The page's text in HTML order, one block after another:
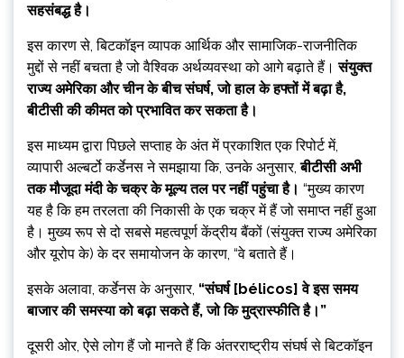
सहसंबद्ध है।
इस कारण से, बिटकॉइन व्यापक आर्थिक और सामाजिक-राजनीतिक
मुद्दों से नहीं बचता है जो वैश्विक अर्थव्यवस्था को आगे बढ़ाते हैं। संयुक्त
राज्य अमेरिका और चीन के बीच संघर्ष, जो हाल के हफ्तों में बढ़ा है,
बीटीसी की कीमत को प्रभावित कर सकता है।
इस माध्यम द्वारा पिछले सप्ताह के अंत में प्रकाशित एक रिपोर्ट में,
व्यापारी अल्बर्टो कर्डेनस ने समझाया कि, उनके अनुसार,बीटीसी अभी
तक मौजूदा मंदी के चक्र के मूल्य तल पर नहीं पहुंचा है। “मुख्य कारण
यह है कि हम तरलता की निकासी के एक चक्र में हैं जो समाप्त नहीं हुआ
है। मुख्य रूप से दो सबसे महत्वपूर्ण केंद्रीय बैंकों (संयुक्त राज्य अमेरिका
और यूरोप के) के दर समायोजन के कारण, “वे बताते हैं।
इसके अलावा, कर्डेनस के अनुसार, “संघर्ष [bélicos] वे इस समय
बाजार की समस्या को बढ़ा सकते हैं, जो कि मुद्रास्फीति है।”
दूसरी ओर, ऐसे लोग हैं जो मानते हैं कि अंतरराष्ट्रीय संघर्ष से बिटकॉइन